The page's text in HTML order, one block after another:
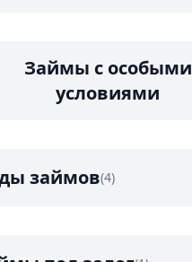
Займы с особыми
условиями
займов(4)